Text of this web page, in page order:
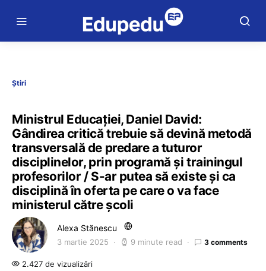
Știri
Ministrul Educației, Daniel David:
Gândirea critică trebuie să devină metodă
transversală de predare a tuturor
disciplinelor, prin programă și trainingul
profesorilor / S-ar putea să existe și ca
disciplină în oferta pe care o va face
ministerul către școli
Alexa Stănescu
3 martie 2025 9 minute read 3 comments
2.427 de vizualizări